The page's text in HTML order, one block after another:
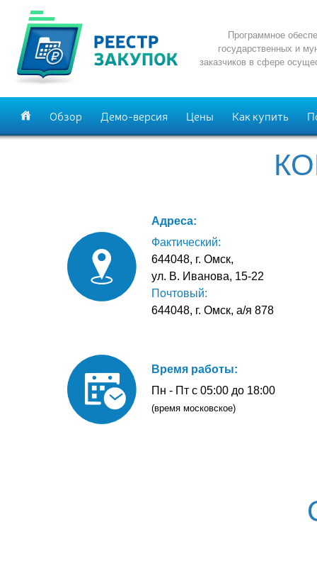
Программное
государственных и
заказчиков в сфере
Обзор Демо-версия Цены Как купить
Адреса:
Фактический:
644048, г. Омск,
ул. В. Иванова, 15-22
Почтовый:
644048, г. Омск, а/я 878
Время работы:
Пн - Пт с 05:00 до 18:00
(время московское)